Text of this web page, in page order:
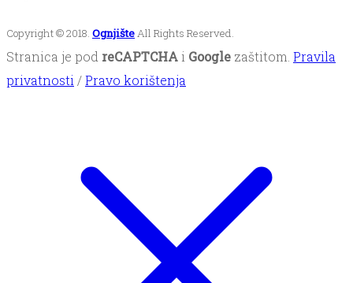
Copyright © 2018. OgnjišteAll Rights Reserved.
Stranica je pod reCAPTCHAi Google zaštitom. Pravila
privatnosti /Pravo korištenja